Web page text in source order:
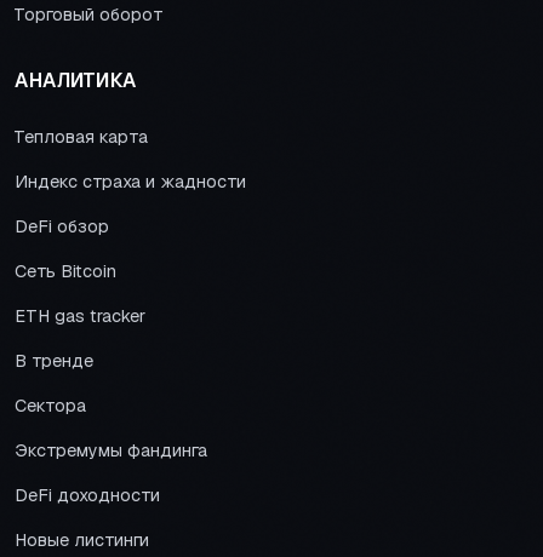
Торговый оборот
АНАЛИТИКА
Тепловая карта
Индекс страха и жадности
DeFi обзор
Сеть Bitcoin
ETH gas tracker
В тренде
Сектора
Экстремумы фандинга
DeFi доходности
Новые листинги